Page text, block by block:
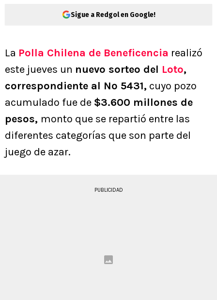
Sigue a Redgol en Google!
La Polla Chilena de Beneficencia realizó
este jueves un nuevo sorteo del Loto,
correspondiente al Nº 5431, cuyo pozo
acumulado fue de $3.600 millones de
pesos, monto que se repartió entre las
diferentes categorías que son parte del
juego de azar.
PUBLICIDAD